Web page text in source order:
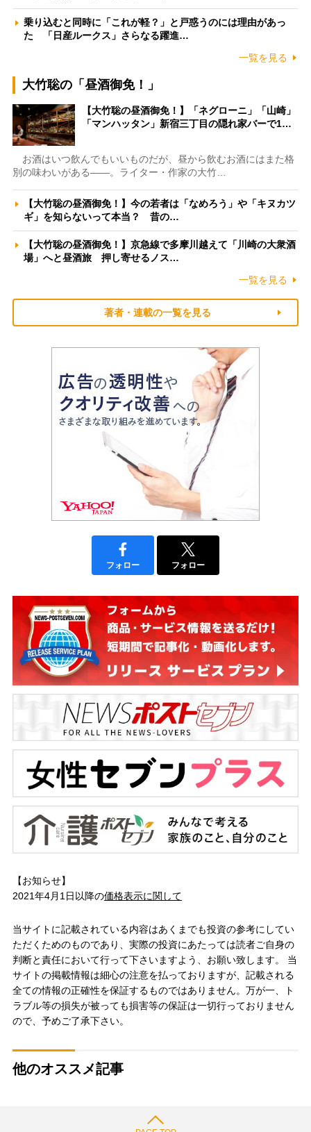
乗り込むと同時に「これが軽？」と戸惑うのには理由があっ
た 「日産ルークス」さらなる躍進…
一覧を見る
大竹聡の「昼酒御免！」
【大竹聡の昼酒御免！】「ネグローニ」「山崎」
「マンハッタン」新宿三丁目の隠れ家バーで1…
お酒はいつ飲んでもいいものだが、昼から飲むお酒にはまた格
別の味わいがある――。ライター・作家の大竹…
【大竹聡の昼酒御免！】今の若者は「なめろう」や「キヌカツ
ギ」を知らないって本当？ 昔の…
【大竹聡の昼酒御免！】京急線で多摩川越えて「川崎の大衆酒
場」へと昼酒旅 押し寄せるノス…
一覧を見る
著者・連載の一覧を見る
フォロー フォロー
【お知らせ】
2021年4月1日以降の価格表示に関して
当サイトに記載されている内容はあくまでも投資の参考にしてい
ただくためのものであり、実際の投資にあたっては読者ご自身の
判断と責任において行って下さいますよう、お願い致します。 当
サイトの掲載情報は細心の注意を払っておりますが、記載される
全ての情報の正確性を保証するものではありません。万が一、ト
ラブル等の損失が被っても損害等の保証は一切行っておりません
ので、予めご了承下さい。
他のオススメ記事